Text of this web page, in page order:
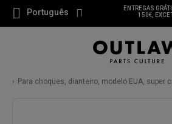
Português
ENTREGAS
150€,
Para choques, dianteiro, modelo EUA, super